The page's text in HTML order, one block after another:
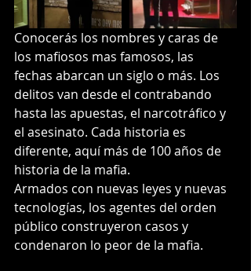
Conocerás los nombres y caras de
los mafiosos mas famosos, las
fechas abarcan un siglo o más. Los
delitos van desde el contrabando
hasta las apuestas, el narcotráfico y
el asesinato. Cada historia es
diferente, aquí más de 100 años de
historia de la mafia.
Armados con nuevas leyes y nuevas
tecnologías, los agentes del orden
público construyeron casos y
condenaron lo peor de la mafia.